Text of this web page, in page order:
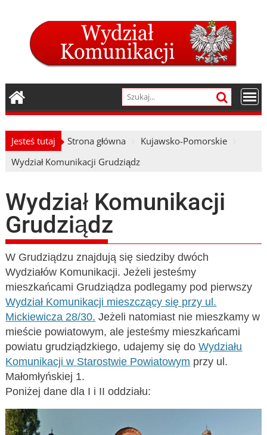
Jesteś tutaj Strona główna
Kujawsko-Pomorskie
Wydział Komunikacji Grudziądz
Wydział Komunikacji
Grudziądz
W Grudziądzu znajdują się siedziby dwóch
Wydziałów Komunikacji. Jeżeli jesteśmy
mieszkańcami Grudziądza podlegamy pod pierwszy
Wydział Komunikacji mieszczący się przy ul.
Mickiewicza 28/30. Jeżeli natomiast nie mieszkamy w
mieście powiatowym, ale jesteśmy mieszkańcami
powiatu grudziądzkiego, udajemy się doWydziału
Komunikacji w Starostwie Powiatowym przy ul.
Małomłyńskiej 1.
Poniżej dane dla I i II oddziału: